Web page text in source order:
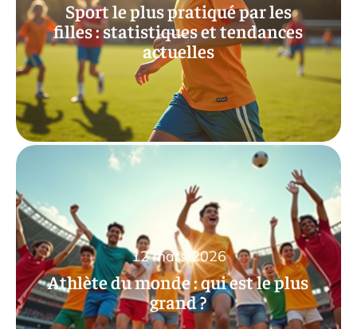
Sport le plus pratiqué par les
filles : statistiques et tendances
actuelles
Athlète du monde : qui est le plus
grand ?
12 mars 2026